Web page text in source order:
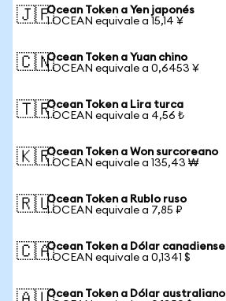
🇯🇵Ocean Token a Yen japonés
1 OCEAN equivale a 15,14 ¥
🇨🇳Ocean Token a Yuan chino
1 OCEAN equivale a 0,6453 ¥
🇹🇷Ocean Token a Lira turca
1 OCEAN equivale a 4,56 ₺
🇰🇷Ocean Token a Won surcoreano
1 OCEAN equivale a 135,43 ₩
🇷🇺Ocean Token a Rublo ruso
1 OCEAN equivale a 7,85 ₽
🇨🇦Ocean Token a Dólar canadiense
1 OCEAN equivale a 0,1341 $
Ocean Token a Dólar australiano